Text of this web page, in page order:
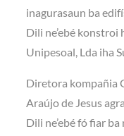
inagurasaun ba
Dili ne’ebé konstroi
Unipesoal, Lda iha
Diretora kompañia
Araújo de Jesus
Dili ne’ebé fó fiar